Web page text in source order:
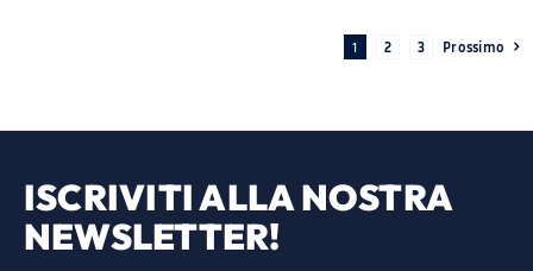
1 2 3 Prossimo
ISCRIVITI ALLA NOSTRA
NEWSLETTER!